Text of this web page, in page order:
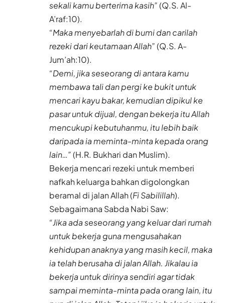
sekali kamu berterima kasih”(Q.S. Al-
A’raf:10).
“Maka menyebarlah di bumi dan carilah
rezeki dari keutamaan Allah”(Q.S. A-
Jum’ah:10).
“Demi, jika seseorang di antara kamu
membawa tali dan pergi ke bukit untuk
mencari kayu bakar, kemudian dipikul ke
pasar untuk dijual, dengan bekerja itu Allah
mencukupi kebutuhanmu, itu lebih baik
daripada ia meminta-minta kepada orang
lain…”(H.R. Bukhari dan Muslim).
Bekerja mencari rezeki untuk memberi
nafkah keluarga bahkan digolongkan
beramal di jalan Allah (Fi Sabilillah).
Sebagaimana Sabda Nabi Saw:
“Jika ada seseorang yang keluar dari rumah
untuk bekerja guna mengusahakan
kehidupan anaknya yang masih kecil, maka
ia telah berusaha di jalan Allah. Jikalau ia
bekerja untuk dirinya sendiri agar tidak
sampai meminta-minta pada orang lain, itu